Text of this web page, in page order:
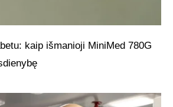
kaip išmanioji MiniMed 780G